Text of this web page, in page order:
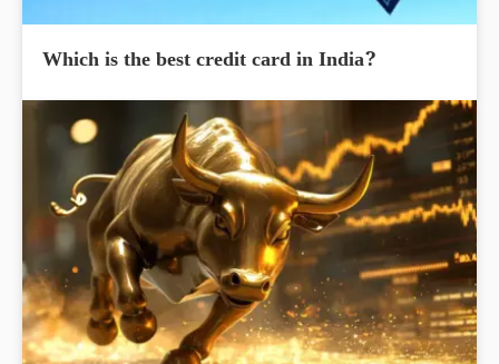
Which is the best credit card in India?